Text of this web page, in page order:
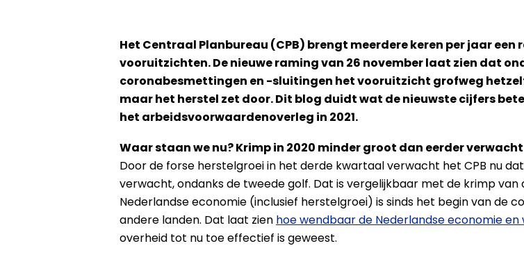
Het Centraal Planbureau (CPB) brengt meerdere keren per jaar
vooruitzichten. De nieuwe raming van 26 november laat zien dat
coronabesmettingen en -sluitingen het vooruitzicht grofweg
maar het herstel zet door. Dit blog duidt wat de nieuwste cijfers
het arbeidsvoorwaardenoverleg in 2021.
Waar staan we nu? Krimp in 2020 minder groot dan eerder verwacht
Door de forse herstelgroei in het derde kwartaal verwacht het CPB nu
verwacht, ondanks de tweede golf. Dat is vergelijkbaar met de krimp van
Nederlandse economie (inclusief herstelgroei) is sinds het begin van de
andere landen. Dat laat zien hoe wendbaar de Nederlandse economie en
overheid tot nu toe effectief is geweest.